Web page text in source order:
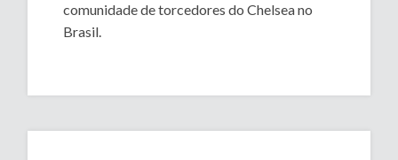
comunidade de torcedores do Chelsea no
Brasil.